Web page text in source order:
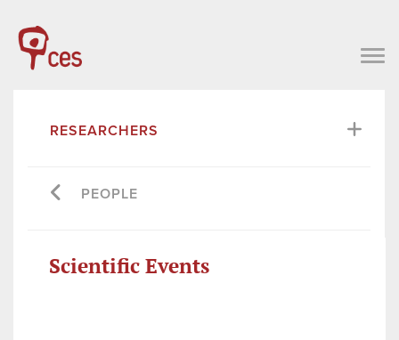
RESEARCHERS
PEOPLE
Scientific Events